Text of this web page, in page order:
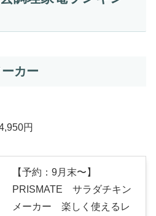
カー
円
【予約：9月末〜】
PRISMATE サラダチキン
メーカー 楽しく使えるレ